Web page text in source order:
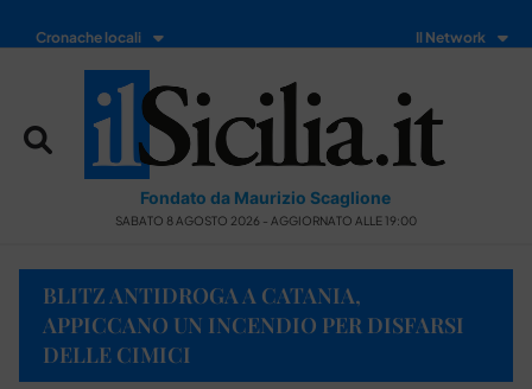
Cronache locali Il Network
Fondato da Maurizio Scaglione
SABATO 8 AGOSTO 2026 - AGGIORNATO ALLE 19:00
BLITZ ANTIDROGA A CATANIA,
APPICCANO UN INCENDIO PER DISFARSI
DELLE CIMICI